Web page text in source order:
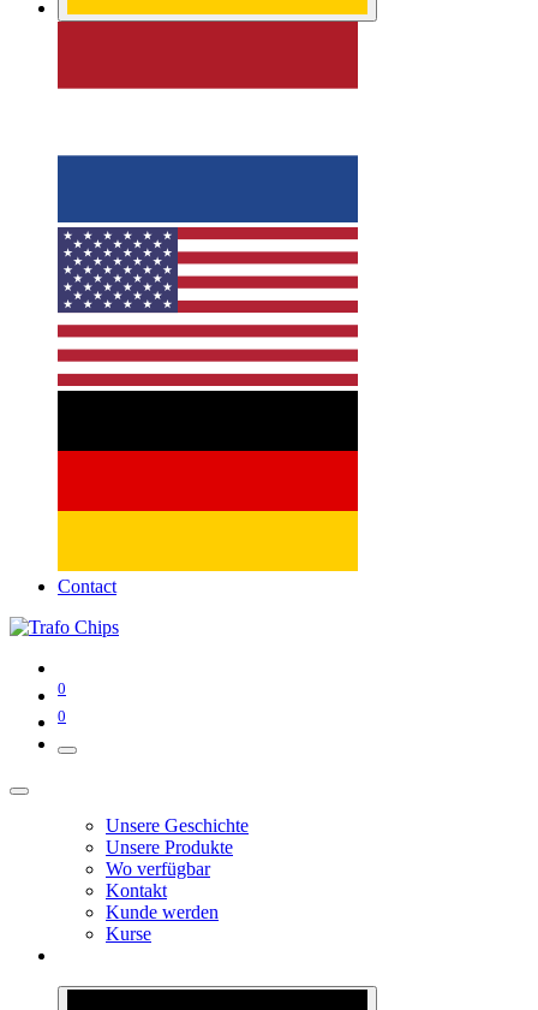
Contact
0
0
Unsere Geschichte
Unsere Produkte
Wo verfügbar
Kontakt
Kunde werden
Kurse